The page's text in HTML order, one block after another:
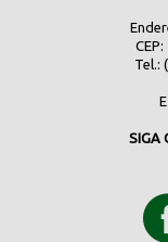
Tel.:
SIGA